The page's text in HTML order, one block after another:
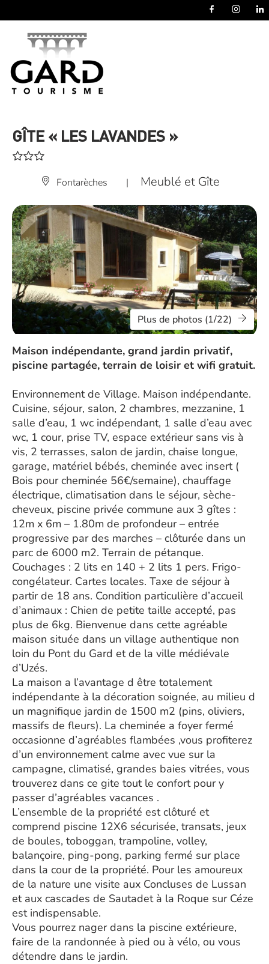
GÎTE « LES LAVANDES »
Fontarèches | Meublé et Gîte
Plus de photos (1/22)
Maison indépendante, grand jardin privatif,
piscine partagée, terrain de loisir et wifi gratuit.
Environnement de Village. Maison indépendante.
Cuisine, séjour, salon, 2 chambres, mezzanine, 1
salle d’eau, 1 wc indépendant, 1 salle d’eau avec
wc, 1 cour, prise TV, espace extérieur sans vis à
vis, 2 terrasses, salon de jardin, chaise longue,
garage, matériel bébés, cheminée avec insert (
Bois pour cheminée 56€/semaine), chauffage
électrique, climatisation dans le séjour, sèche-
cheveux, piscine privée commune aux 3 gîtes :
12m x 6m – 1.80m de profondeur – entrée
progressive par des marches – clôturée dans un
parc de 6000 m2. Terrain de pétanque.
Couchages : 2 lits en 140 + 2 lits 1 pers. Frigo-
congélateur. Cartes locales. Taxe de séjour à
partir de 18 ans. Condition particulière d’accueil
d’animaux : Chien de petite taille accepté, pas
plus de 6kg. Bienvenue dans cette agréable
maison située dans un village authentique non
loin du Pont du Gard et de la ville médiévale
d’Uzés.
La maison a l’avantage d être totalement
indépendante à la décoration soignée, au milieu d
un magnifique jardin de 1500 m2 (pins, oliviers,
massifs de fleurs). La cheminée a foyer fermé
occasionne d’agréables flambées ,vous profiterez
d’un environnement calme avec vue sur la
campagne, climatisé, grandes baies vitrées, vous
trouverez dans ce gite tout le confort pour y
passer d’agréables vacances .
L’ensemble de la propriété est clôturé et
comprend piscine 12X6 sécurisée, transats, jeux
de boules, toboggan, trampoline, volley,
balançoire, ping-pong, parking fermé sur place
dans la cour de la propriété. Pour les amoureux
de la nature une visite aux Concluses de Lussan
et aux cascades de Sautadet à la Roque sur Céze
est indispensable.
Vous pourrez nager dans la piscine extérieure,
faire de la randonnée à pied ou à vélo, ou vous
détendre dans le jardin.